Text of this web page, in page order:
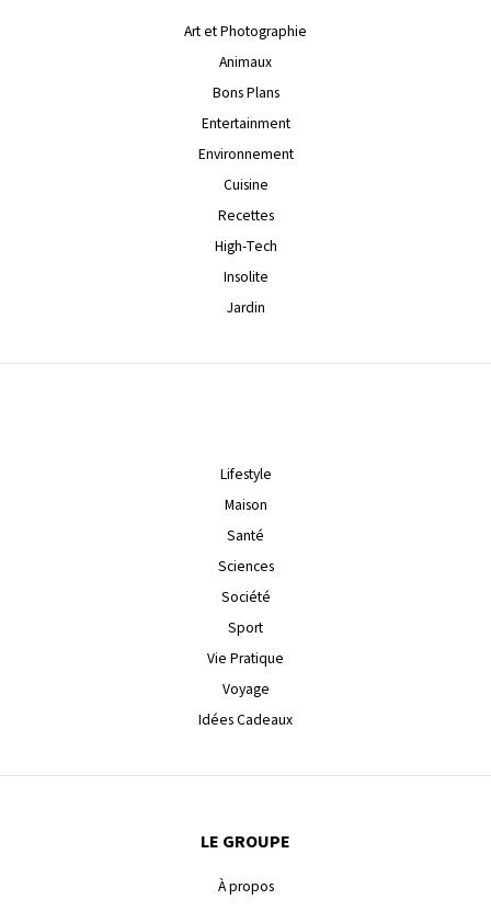
Art et Photographie
Animaux
Bons Plans
Entertainment
Environnement
Cuisine
Recettes
High-Tech
Insolite
Jardin
Lifestyle
Maison
Santé
Sciences
Société
Sport
Vie Pratique
Voyage
Idées Cadeaux
LE GROUPE
À propos